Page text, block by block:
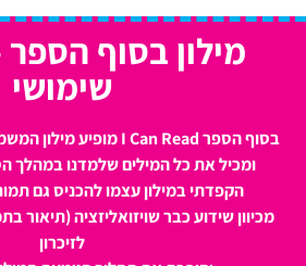
מילון בסוף הספר
שימושי
בסוף הספר I Can Read מופיע מילון המשמש ככלי עזר ורענון לילד
ומכיל את כל המילים שלמדנו במהלך
הקפדתי במילון עצמו להכניס גם
מכיוון שידוע כבר שויזואליזציה (תיאור
לזיכרון